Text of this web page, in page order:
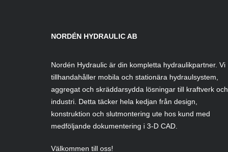
NORDÉN HYDRAULIC AB
Nordén Hydraulic är din kompletta hydraulikpartner. Vi
tillhandahåller mobila och stationära hydraulsystem,
aggregat och skräddarsydda lösningar till kraftverk och
industri. Detta täcker hela kedjan från design,
konstruktion och slutmontering ute hos kund med
medföljande dokumentering i 3-D CAD.
Välkommen till oss!